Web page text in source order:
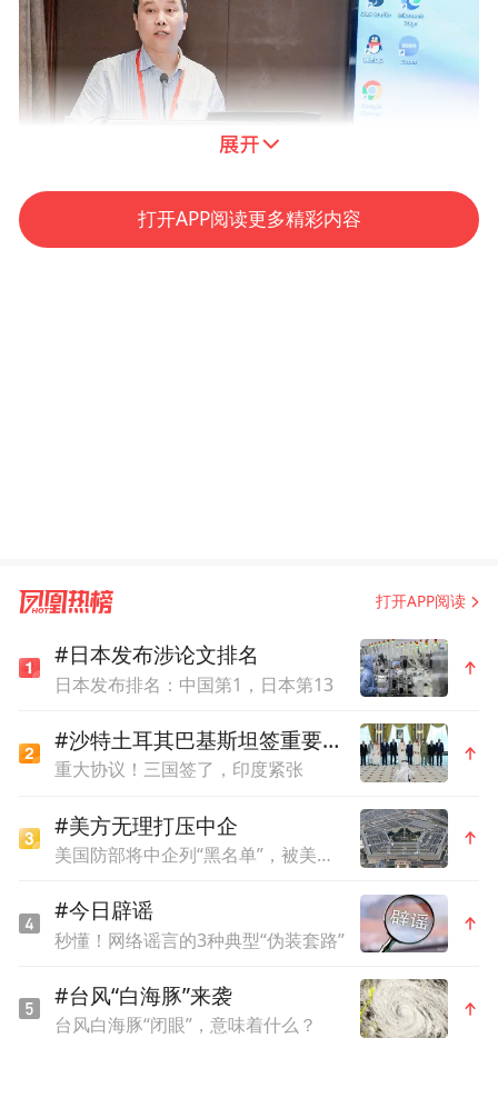
电子科技大学邓勇教授
主旨报告环节，美国哥伦比亚大学Irina
Lyublinskaya教授、英国牛津大学Rhona
Sharpe教授、美国得克萨斯农工大学李业平
教授以及陕西师范大学皮忠玲教授作了精彩
打开APP阅读更多精彩内容
打开APP阅读
#日本发布涉论文排名
日本发布排名：中国第1，日本第13
#沙特土耳其巴基斯坦签重要协议
重大协议！三国签了，印度紧张
#美方无理打压中企
美国防部将中企列“黑名单”，被美法院驳回
#今日辟谣
秒懂！网络谣言的3种典型“伪装套路”
#台风“白海豚”来袭
台风白海豚“闭眼”，意味着什么？